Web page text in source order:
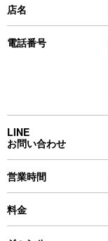
店名
電話番号
LINE
お問い合わせ
営業時間
料金